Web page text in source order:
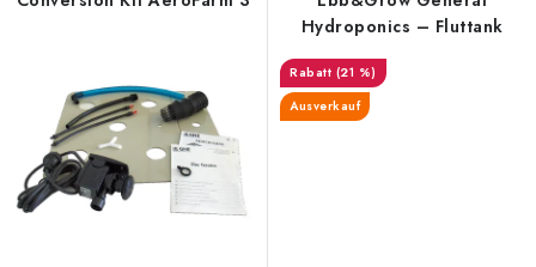
Hydroponics – Fluttank
(21 %)
Ausverkauf